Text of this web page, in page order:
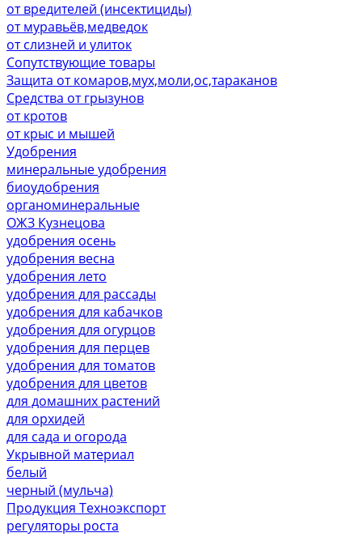
от вредителей (инсектициды)
от муравьёв,медведок
от слизней и улиток
Сопутствующие товары
Защита от комаров,мух,моли,ос,тараканов
Средства от грызунов
от кротов
от крыс и мышей
Удобрения
минеральные удобрения
биоудобрения
органоминеральные
ОЖЗ Кузнецова
удобрения осень
удобрения весна
удобрения лето
удобрения для рассады
удобрения для кабачков
удобрения для огурцов
удобрения для перцев
удобрения для томатов
удобрения для цветов
для домашних растений
для орхидей
для сада и огорода
Укрывной материал
белый
черный (мульча)
Продукция Техноэкспорт
регуляторы роста